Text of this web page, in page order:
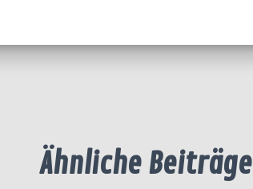
Ähnliche Beiträge